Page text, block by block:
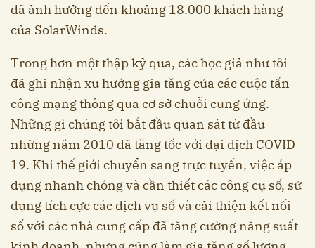
đã ảnh hưởng đến khoảng 18.000 khách hàng
của SolarWinds.
Trong hơn một thập kỷ qua, các học giả như tôi
đã ghi nhận xu hướng gia tăng của các cuộc tấn
công mạng thông qua cơ sở chuỗi cung ứng.
Những gì chúng tôi bắt đầu quan sát từ đầu
những năm 2010 đã tăng tốc với đại dịch COVID-
19. Khi thế giới chuyển sang trực tuyến, việc áp
dụng nhanh chóng và cần thiết các công cụ số, sử
dụng tích cực các dịch vụ số và cải thiện kết nối
số với các nhà cung cấp đã tăng cường năng suất